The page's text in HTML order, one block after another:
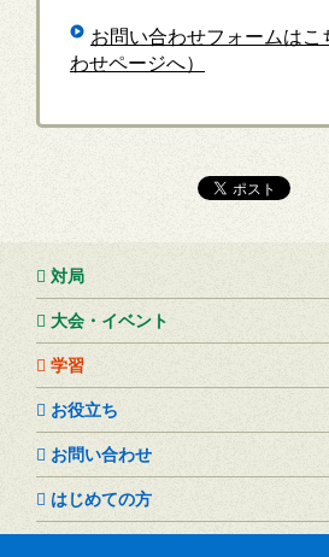
お問い合わせフォームは
わせページへ）
対局
大会・イベント
学習
お役立ち
お問い合わせ
はじめての方